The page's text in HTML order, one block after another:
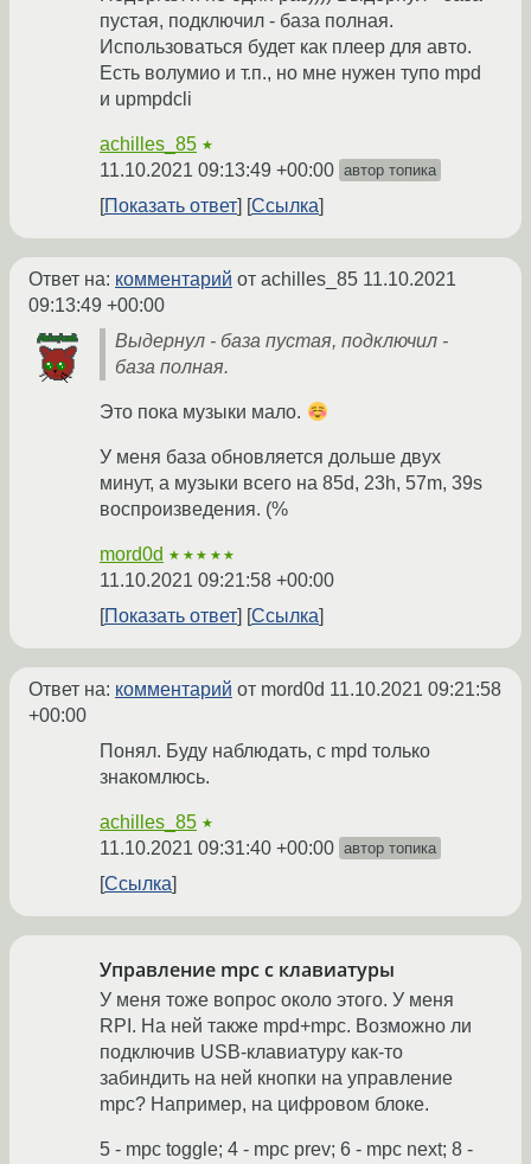
пустая, подключил - база полная.
Использоваться будет как плеер для авто.
Есть волумио и т.п., но мне нужен тупо mpd
и upmpdcli
achilles_85 ★
11.10.2021 09:13:49 +00:00 автор топика
Показать ответ Ссылка
Ответ на: комментарий от achilles_85 11.10.2021
09:13:49 +00:00
Выдернул - база пустая, подключил -
база полная.
Это пока музыки мало.
У меня база обновляется дольше двух
минут, а музыки всего на 85d, 23h, 57m, 39s
воспроизведения. (%
mord0d ★★★★★
11.10.2021 09:21:58 +00:00
Показать ответ
Ссылка
Ответ на: комментарий от mord0d 11.10.2021 09:21:58
+00:00
Понял. Буду наблюдать, с mpd только
знакомлюсь.
achilles_85 ★
11.10.2021 09:31:40 +00:00 автор топика
Ссылка
Управление mpc с клавиатуры
У меня тоже вопрос около этого. У меня
RPI. На ней также mpd+mpc. Возможно ли
подключив USB-клавиатуру как-то
забиндить на ней кнопки на управление
mpc? Например, на цифровом блоке.
5 - mpc toggle; 4 - mpc prev; 6 - mpc next; 8 -